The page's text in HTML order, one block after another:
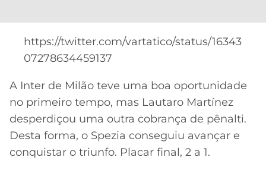
https://twitter.com/vartatico/status/16343
07278634459137
A Inter de Milão teve uma boa oportunidade
no primeiro tempo, mas Lautaro Martínez
desperdiçou uma outra cobrança de pênalti.
Desta forma, o Spezia conseguiu avançar e
conquistar o triunfo. Placar final, 2 a 1.